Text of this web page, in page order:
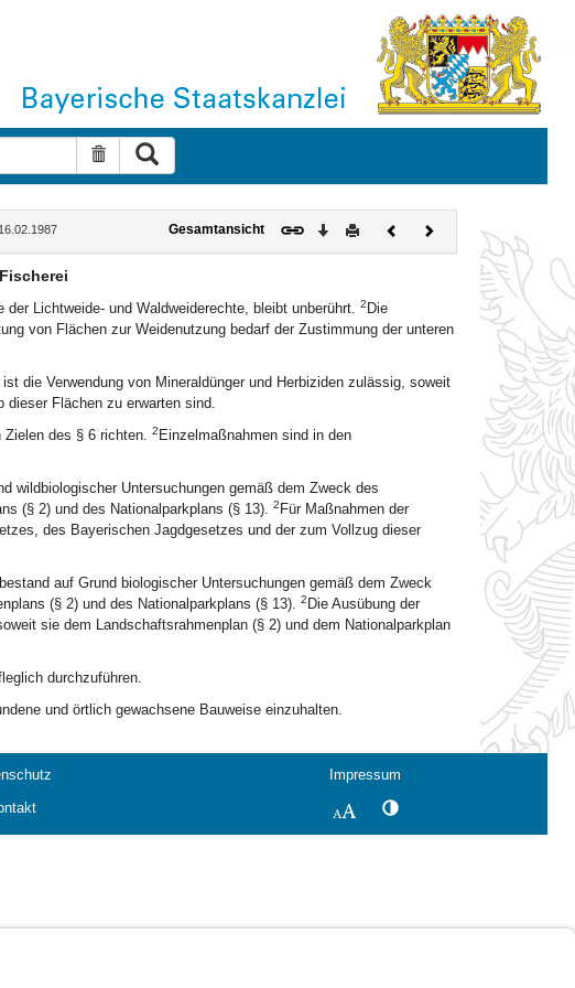
Suche zurücksetzen
Gesamtansicht Download
DruckenVorherigesNächstes
Dokument
Lichtweide- und Waldweiderechte, bleibt unberührt. 2 Die
von Flächen zur Weidenutzung bedarf der Zustimmung der unteren
die Verwendung von Mineraldünger und Herbiziden zulässig, soweit
dieser Flächen zu erwarten sind.
des § 6 richten. 2 Einzelmaßnahmen sind in den
wildbiologischer Untersuchungen gemäß dem Zweck des
(§ 2) und des Nationalparkplans (§ 13). 2 Für Maßnahmen der
des Bayerischen Jagdgesetzes und der zum Vollzug dieser
auf Grund biologischer Untersuchungen gemäß dem Zweck
(§ 2) und des Nationalparkplans (§ 13). 2 Die Ausübung der
sie dem Landschaftsrahmenplan (§ 2) und dem Nationalparkplan
durchzuführen.
und örtlich gewachsene Bauweise einzuhalten.
Impressum
SchriftgrößeKontrastwechsel